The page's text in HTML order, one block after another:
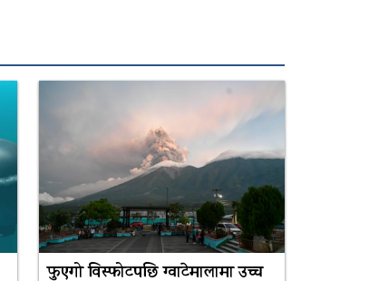
फुएगो विस्फोटपछि ग्वाटेमालामा उच्च